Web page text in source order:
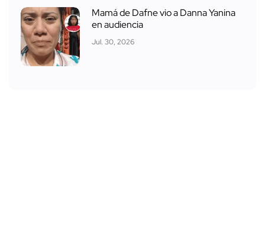
Mamá de Dafne vio a Danna Yanina
en audiencia
Jul. 30, 2026